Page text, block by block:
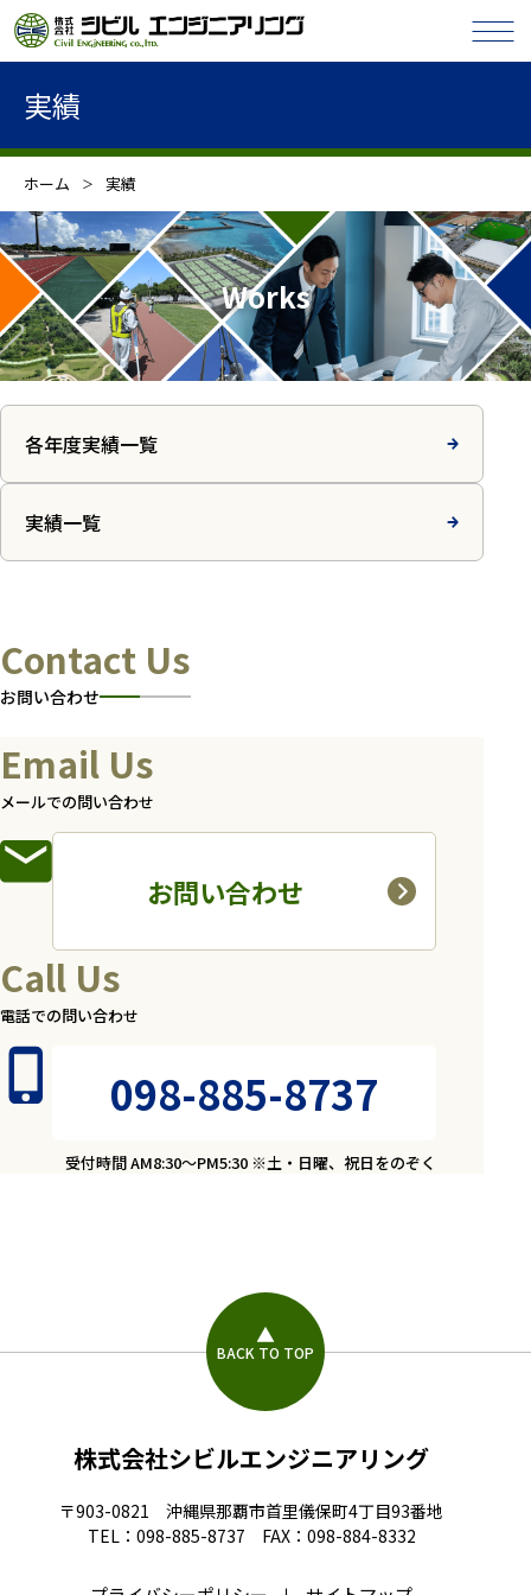
実績
ホーム 実績
Works
各年度実績一覧
実績一覧
Contact Us
お問い合わせ
Email Us
メールでの問い合わせ
お問い合わせ
Call Us
電話での問い合わせ
098-885-8737
受付時間 AM8:30～PM5:30 ※土・日曜、祝日をのぞく
BACK TO TOP
株式会社シビルエンジニアリング
〒903-0821 沖縄県那覇市首里儀保町4丁目93番地
TEL：098-885-8737 FAX：098-884-8332